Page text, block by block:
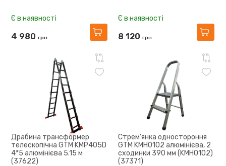
Є в наявності
4 980 грн
Є в наявності
8 120 грн
Драбина трансформер
телескопічна GTM KMP405D
4*5 алюмінієва 5.15 м
(37622)
Стрем'янка одностороння
GTM KMH0102 алюмінієва, 2
сходинки 390 мм (KMH0102)
(37371)